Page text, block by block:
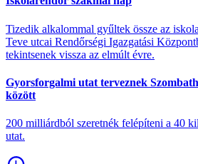
Tizedik alkalommal gyűltek össze az
Teve utcai Rendőrségi Igazgatási
tekintsenek vissza az elmúlt évre.
Gyorsforgalmi utat terveznek
között
200 milliárdból szeretnék felépíteni a 40
utat.